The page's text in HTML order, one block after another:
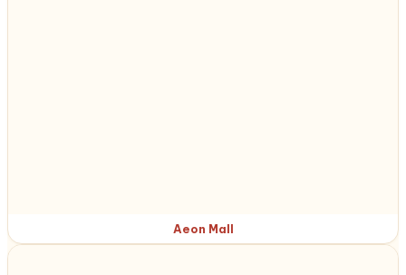
Aeon Mall